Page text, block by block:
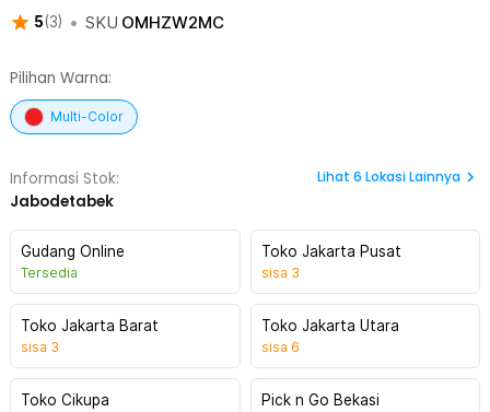
5(3) • SKU OMHZW2MC
Pilihan Warna:
Multi-Color
Informasi Stok:
Jabodetabek
Lihat 6 Lokasi Lainnya
Gudang Online
Tersedia
Toko Jakarta Pusat
sisa 3
Toko Jakarta Barat
sisa 3
Toko Jakarta Utara
sisa 6
Toko Cikupa Pick n Go Bekasi